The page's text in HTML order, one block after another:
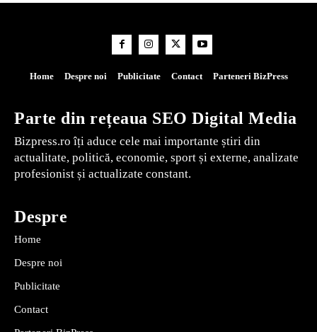
Home Despre noi Publicitate Contact Parteneri BizPress
Parte din rețeaua SEO Digital Media
Bizpress.ro îți aduce cele mai importante știri din
actualitate, politică, economie, sport și externe, analizate
profesionist și actualizate constant.
Despre
Home
Despre noi
Publicitate
Contact